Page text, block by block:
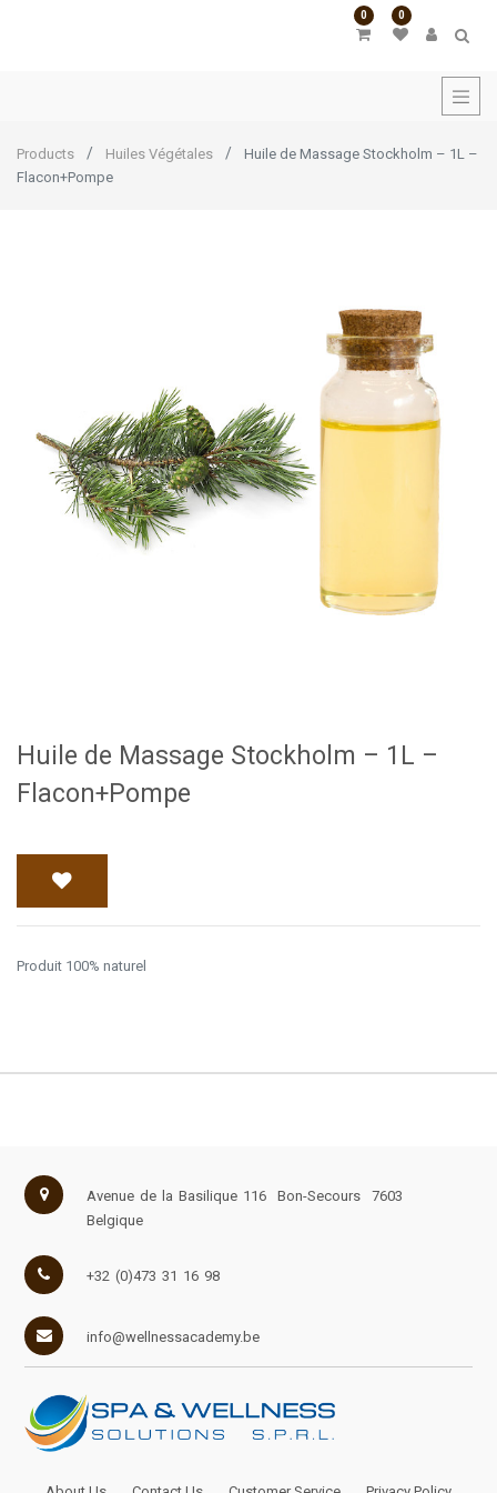
0 0
Products Huiles Végétales
Huile de Massage Stockholm – 1L –
Flacon+Pompe
Huile de Massage Stockholm – 1L –
Flacon+Pompe
Produit 100% naturel
Avenue de la Basilique 116 Bon-Secours
7603
Belgique
+32 (0)473 31 16 98
info@wellnessacademy.be